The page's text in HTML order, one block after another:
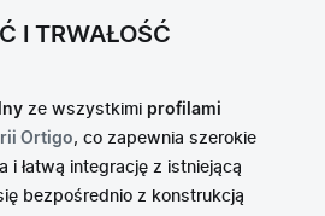
I TRWAŁOŚĆ
ze wszystkimi profilami
Ortigo, co zapewnia szerokie
i łatwą integrację z istniejącą
bezpośrednio z konstrukcją